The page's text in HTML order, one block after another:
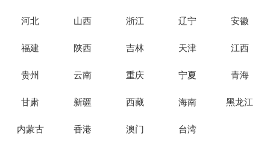
河北 山西 浙江 辽宁 安徽
福建 陕西 吉林 天津 江西
贵州 云南 重庆 宁夏 青海
甘肃 新疆 西藏 海南 黑龙江
内蒙古 香港 澳门 台湾